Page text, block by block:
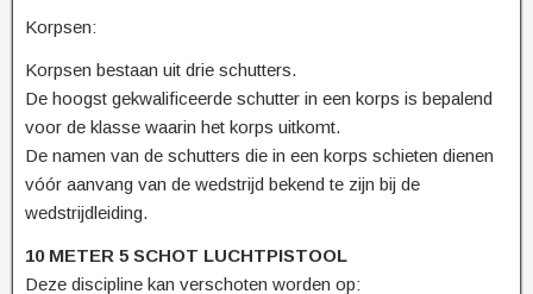
Korpsen:
Korpsen bestaan uit drie schutters.
De hoogst gekwalificeerde schutter in een korps is bepalend
voor de klasse waarin het korps uitkomt.
De namen van de schutters die in een korps schieten dienen
vóór aanvang van de wedstrijd bekend te zijn bij de
wedstrijdleiding.
10 METER 5 SCHOT LUCHTPISTOOL
Deze discipline kan verschoten worden op: